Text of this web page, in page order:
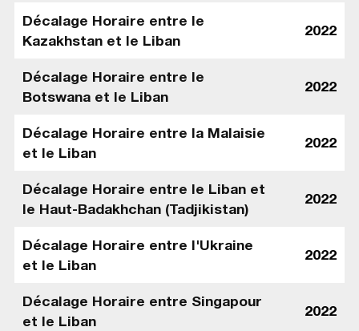
Décalage Horaire entre le
Kazakhstan et le Liban
2022
Décalage Horaire entre le
Botswana et le Liban
2022
Décalage Horaire entre la Malaisie
et le Liban
2022
Décalage Horaire entre le Liban et
le Haut-Badakhchan (Tadjikistan)
2022
Décalage Horaire entre l'Ukraine
et le Liban
2022
Décalage Horaire entre Singapour
et le Liban
2022